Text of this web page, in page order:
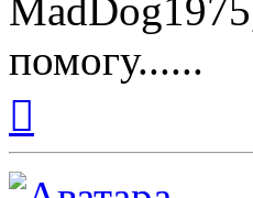
помогу......
началу